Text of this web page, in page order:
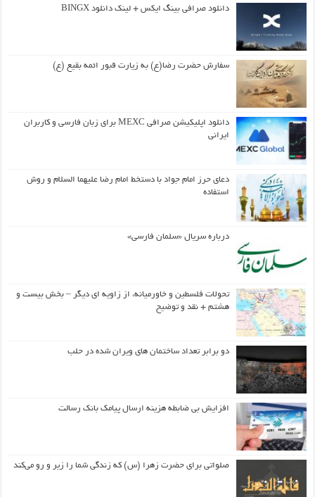
دانلود صرافی بینگ ایکس + لینک دانلود BINGX
سفارش حضرت رضا(ع) به زیارت قبور ائمه بقیع (ع)
دانلود اپلیکیشن صرافی MEXC برای زبان فارسی و کاربران
ایرانی
دعای حرز امام جواد با دستخط امام رضا علیهما السلام و روش
استفاده
درباره سریال «سلمان فارسی»
تحولات فلسطین و خاورمیانه، از زاویه ای دیگر – بخش بیست و
هشتم + نقد و توضیح
دو برابر تعداد ساختمان های ویران شده در حلب
افزایش بی ضابطه هزینه ارسال پیامک بانک رسالت
صلواتی برای حضرت زهرا (س) که زندگی شما را زیر و رو می‌کند